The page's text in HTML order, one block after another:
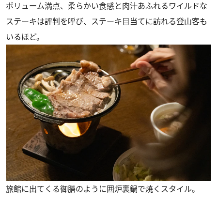
ボリューム満点、柔らかい食感と肉汁あふれるワイルドな
ステーキは評判を呼び、ステーキ目当てに訪れる登山客も
いるほど。
旅館に出てくる御膳のように囲炉裏鍋で焼くスタイル。